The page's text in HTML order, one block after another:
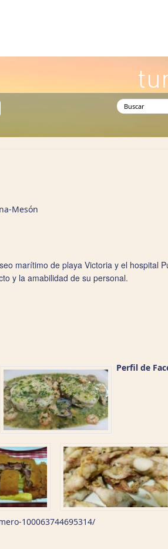
Mesón
marítimo de playa Victoria y el hospital
y la amabilidad de su personal.
Perfil de
100063744695314/